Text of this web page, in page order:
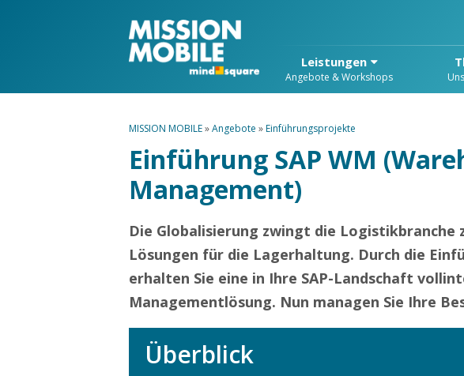
Leistungen
Angebote & Workshops
MISSION MOBILE»Angebote »Einführungsprojekte
Einführung SAP WM
Management)
Die Globalisierung zwingt die Logistikbranche
Lösungen für die Lagerhaltung. Durch die
erhalten Sie eine in Ihre SAP-Landschaft
Managementlösung. Nun managen Sie Ihre
Überblick